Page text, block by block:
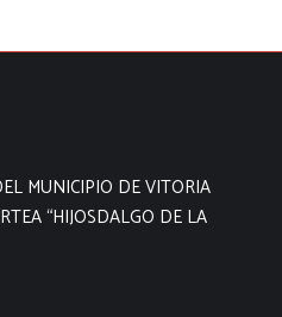
MUNICIPIO DE VITORIA
“HIJOSDALGO DE LA